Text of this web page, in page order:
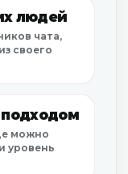
людей
чата,
своего
подходом
можно
уровень